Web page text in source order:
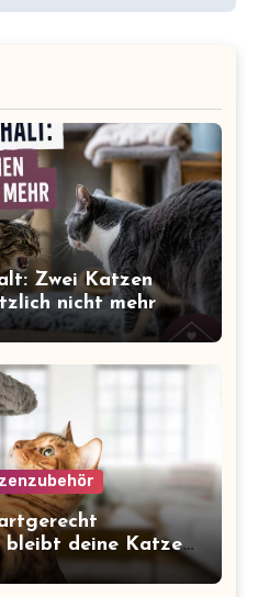
Zwei Katzen
nicht mehr
bleibt deine Katze